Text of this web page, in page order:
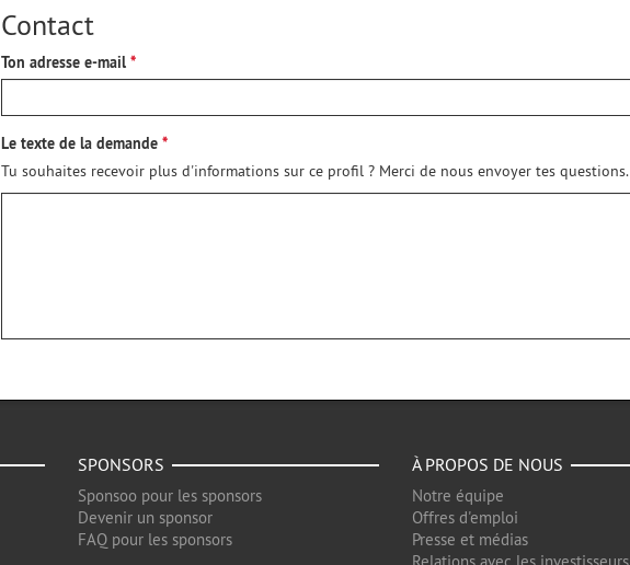
Contact
Ton adresse e-mail
Le texte de la demande
Tu souhaites recevoir plus d'informations sur ce profil ? Merci de nous envoyer tes questions.
SPONSORS
Sponsoo pour les sponsors
Devenir un sponsor
FAQ pour les sponsors
À PROPOS DE NOUS
Notre équipe
Offres d'emploi
Presse et médias